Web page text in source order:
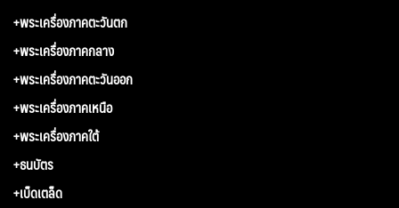
+พระเครื่องภาคตะวันตก
+พระเครื่องภาคกลาง
+พระเครื่องภาคตะวันออก
+พระเครื่องภาคเหนือ
+พระเครื่องภาคใต้
+ธนบัตร
+เบ็ดเตล็ด